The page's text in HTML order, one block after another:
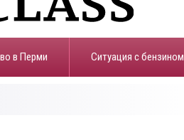
в Перми ​Ситуация с бензином